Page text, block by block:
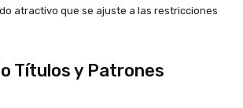
atractivo que se ajuste a las restricciones
Títulos y Patrones